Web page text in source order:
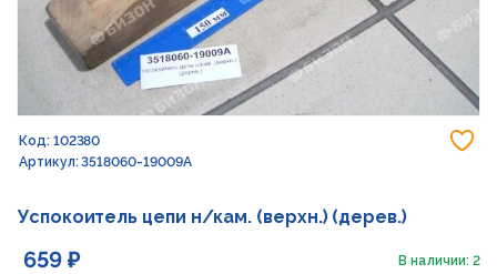
Код: 102380
Артикул: 3518060-19009А
Успокоитель цепи н/кам. (верхн.) (дерев.)
659 ₽ В наличии: 2